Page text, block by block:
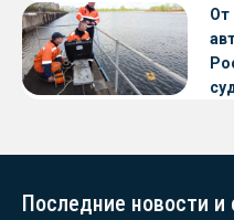
От
Последние новости